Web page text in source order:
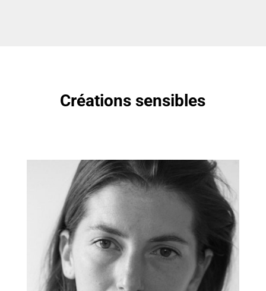
Créations sensibles